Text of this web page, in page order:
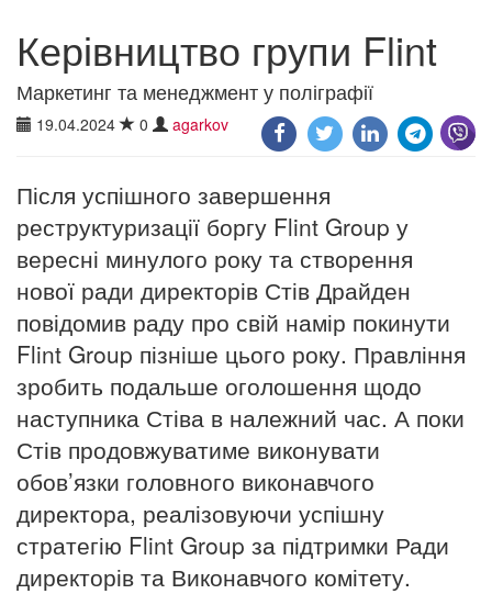
Керівництво групи Flint
Маркетинг та менеджмент у поліграфії
19.04.2024 0 agarkov
Після успішного завершення
реструктуризації боргу Flint Group у
вересні минулого року та створення
нової ради директорів Стів Драйден
повідомив раду про свій намір покинути
Flint Group пізніше цього року. Правління
зробить подальше оголошення щодо
наступника Стіва в належний час. А поки
Стів продовжуватиме виконувати
обов’язки головного виконавчого
директора, реалізовуючи успішну
стратегію Flint Group за підтримки Ради
директорів та Виконавчого комітету.